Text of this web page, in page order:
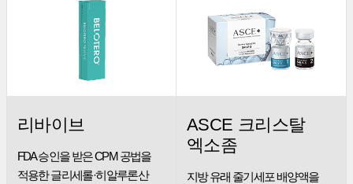
리바이브
FDA 승인을 받은 CPM 공법을
적용한글리세롤·히알루론산
ASCE 크리스탈
엑소좀
지방 유래 줄기세포 배양액을